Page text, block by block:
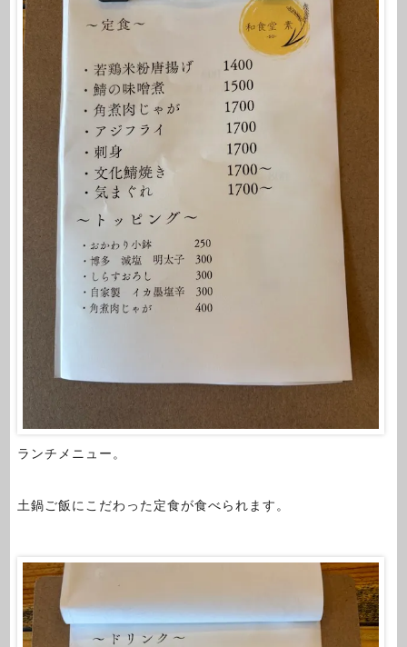
ランチメニュー。
土鍋ご飯にこだわった定食が食べられます。